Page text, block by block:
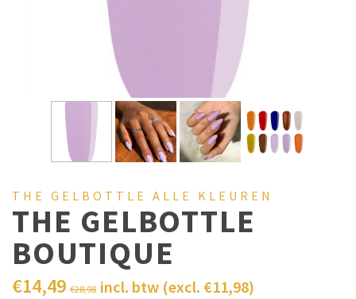
THE GELBOTTLE ALLE KLEUREN
THE GELBOTTLE
BOUTIQUE
€28,98
€14,49 incl. btw (excl. €11,98)